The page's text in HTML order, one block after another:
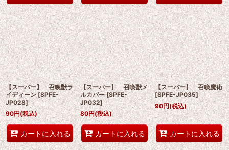
【スーパー】 召喚獣ラ
イディーン [SPFE-
JP028]
90円(税込)
カートに入れる
【スーパー】 召喚獣メ
ルカバー [SPFE-
JP032]
80円(税込)
カートに入れる
【スーパー】 召喚魔術
[SPFE-JP035]
90円(税込)
カートに入れる